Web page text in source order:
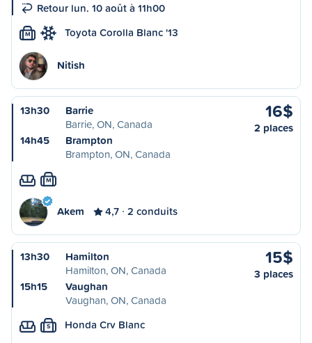
Retour lun. 10 août à 11h00
M Toyota Corolla Blanc '13
Nitish
13h30
Barrie
Barrie, ON, Canada
14h45
Brampton
Brampton, ON, Canada
16$
2 places
M
Akem 4,7 2 conduits
13h30
Hamilton
Hamilton, ON, Canada
15h15
Vaughan
Vaughan, ON, Canada
15$
3 places
S Honda Crv Blanc